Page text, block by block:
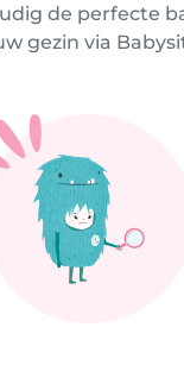
de perfecte
gezin via